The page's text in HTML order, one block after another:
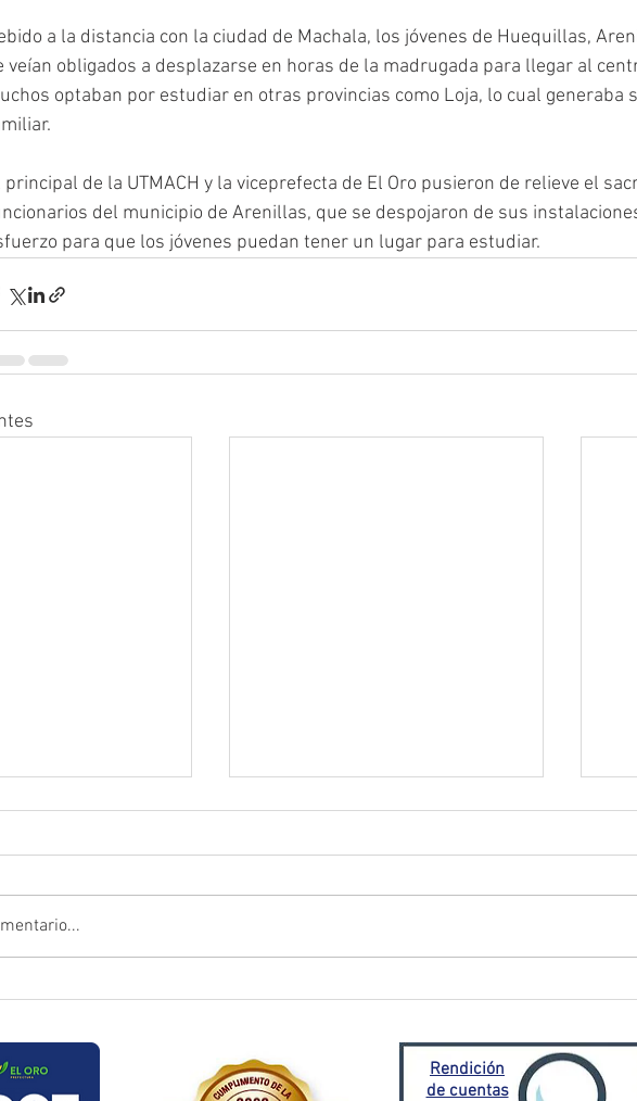
a la distancia con la ciudad de Machala, los jóvenes de Huequillas,
veían obligados a desplazarse en horas de la madrugada para llegar al
optaban por estudiar en otras provincias como Loja, lo cual generaba
principal de la UTMACH y la viceprefecta de El Oro pusieron de relieve el
del municipio de Arenillas, que se despojaron de sus
para que los jóvenes puedan tener un lugar para estudiar.
Rendición
de cuentas